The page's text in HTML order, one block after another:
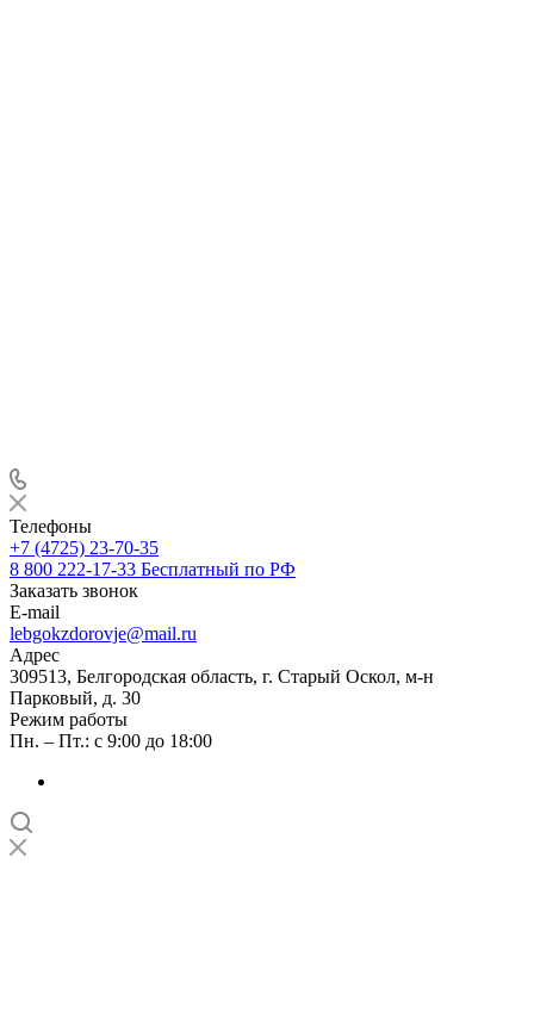
Телефоны
+7 (4725) 23-70-35
8 800 222-17-33 Бесплатный по РФ
Заказать звонок
E-mail
lebgokzdorovje@mail.ru
Адрес
309513, Белгородская область, г. Старый Оскол, м-н
Парковый, д. 30
Режим работы
Пн. – Пт.: с 9:00 до 18:00